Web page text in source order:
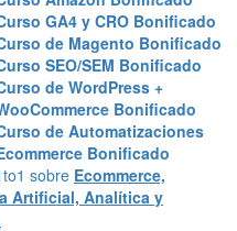
GA4 y CRO Bonificado
de Magento Bonificado
SEO/SEM Bonificado
de WordPress +
Bonificado
de Automatizaciones
Bonificado
sobre Ecommerce,
Artificial, Analítica y